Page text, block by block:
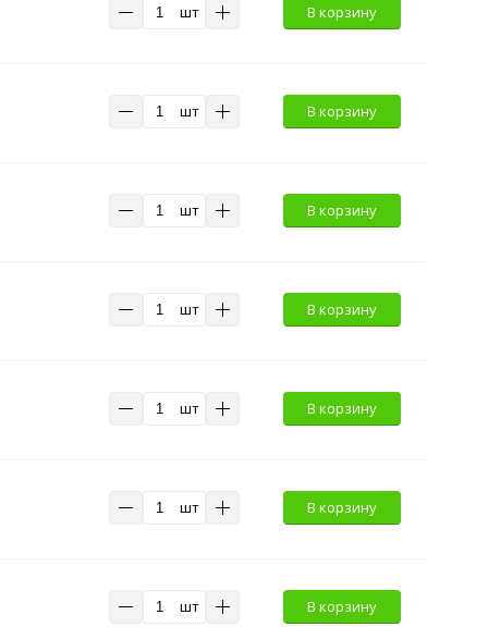
шт В корзину
шт В корзину
шт В корзину
шт В корзину
шт В корзину
шт В корзину
шт В корзину